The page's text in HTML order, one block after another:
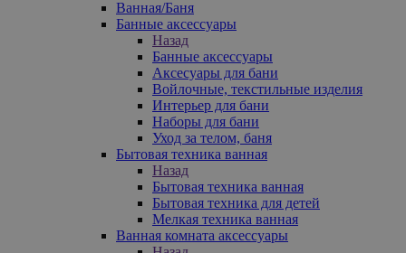
Ванная/Баня
Банные аксессуары
Назад
Банные аксессуары
Аксесуары для бани
Войлочные, текстильные изделия
Интерьер для бани
Наборы для бани
Уход за телом, баня
Бытовая техника ванная
Назад
Бытовая техника ванная
Бытовая техника для детей
Мелкая техника ванная
Ванная комната аксессуары